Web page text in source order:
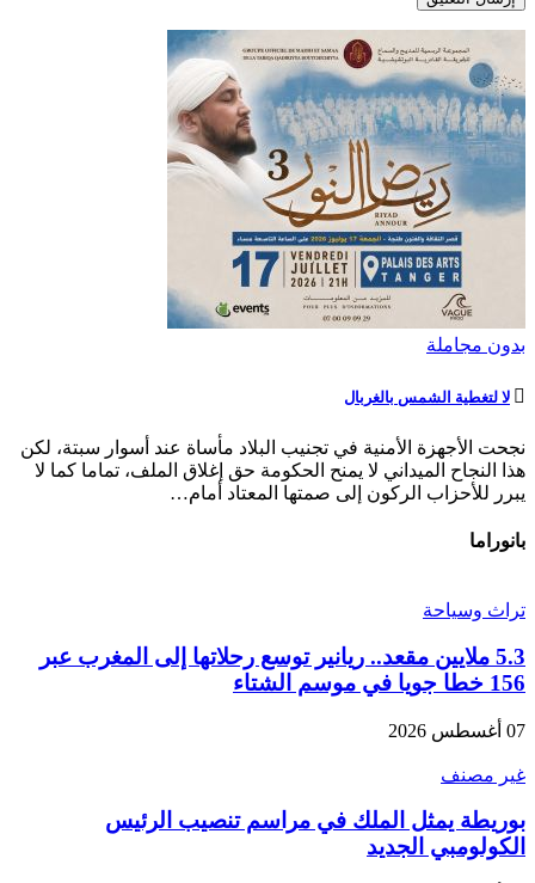
بدون مجاملة
لا لتغطية الشمس بالغربال
نجحت الأجهزة الأمنية في تجنيب البلاد مأساة عند أسوار سبتة، لكن
هذا النجاح الميداني لا يمنح الحكومة حق إغلاق الملف، تماما كما لا
يبرر للأحزاب الركون إلى صمتها المعتاد أمام…
بانوراما
تراث وسياحة
5.3 ملايين مقعد.. ريانير توسع رحلاتها إلى المغرب عبر
156 خطا جويا في موسم الشتاء
07 أغسطس 2026
غير مصنف
بوريطة يمثل الملك في مراسم تنصيب الرئيس
الكولومبي الجديد